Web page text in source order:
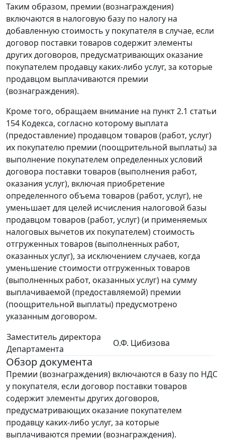
Таким образом, премии (вознаграждения)
включаются в налоговую базу по налогу на
добавленную стоимость у покупателя в случае, если
договор поставки товаров содержит элементы
других договоров, предусматривающих оказание
покупателем продавцу каких-либо услуг, за которые
продавцом выплачиваются премии
(вознаграждения).
Кроме того, обращаем внимание на пункт 2.1 статьи
154 Кодекса, согласно которому выплата
(предоставление) продавцом товаров (работ, услуг)
их покупателю премии (поощрительной выплаты) за
выполнение покупателем определенных условий
договора поставки товаров (выполнения работ,
оказания услуг), включая приобретение
определенного объема товаров (работ, услуг), не
уменьшает для целей исчисления налоговой базы
продавцом товаров (работ, услуг) (и применяемых
налоговых вычетов их покупателем) стоимость
отгруженных товаров (выполненных работ,
оказанных услуг), за исключением случаев, когда
уменьшение стоимости отгруженных товаров
(выполненных работ, оказанных услуг) на сумму
выплачиваемой (предоставляемой) премии
(поощрительной выплаты) предусмотрено
указанным договором.
Заместитель директора
Департамента
О.Ф. Цибизова
Обзор документа
Премии (вознаграждения) включаются в базу по НДС
у покупателя, если договор поставки товаров
содержит элементы других договоров,
предусматривающих оказание покупателем
продавцу каких-либо услуг, за которые
выплачиваются премии (вознаграждения).